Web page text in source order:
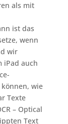
als mit
ist das
wenn
wir
iPad auch
wie
Texte
– Optical
Text